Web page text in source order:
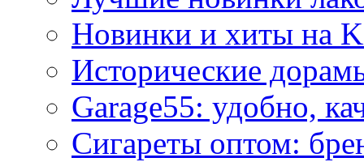
Новинки и хиты на
Исторические
Garage55: удобно,
Сигареты оптом: